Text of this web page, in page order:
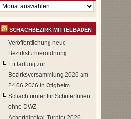
Archiv
SCHACHBEZIRK MITTELBADEN
Veröffentlichung neue
Bezirksturnierordnung
Einladung zur
Bezirksversammlung 2026 am
24.06.2026 in Ötigheim
Schachturnier für SchülerInnen
ohne DWZ
Achertalpokal-Turnier 2026